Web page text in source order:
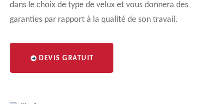
dans le choix de type de velux et vous donnera des
garanties par rapport à la qualité de son travail.
DEVIS GRATUIT